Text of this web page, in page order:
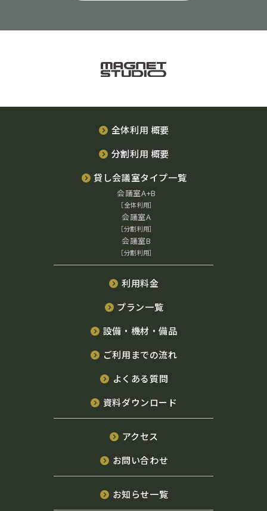
全体利用 概要
分割利用 概要
貸し会議室タイプ一覧
会議室A+B
［全体利用］
会議室A
［分割利用］
会議室B
［分割利用］
利用料金
プラン一覧
設備・機材・備品
ご利用までの流れ
よくある質問
資料ダウンロード
アクセス
お問い合わせ
お知らせ一覧